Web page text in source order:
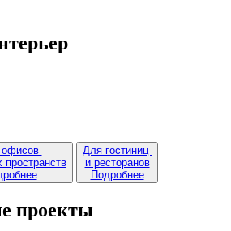
пространств
Для гостиниц
и ресторанов
Подробнее
проекты